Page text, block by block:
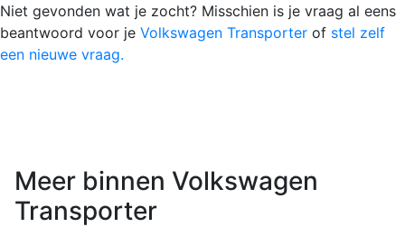
Niet gevonden wat je zocht? Misschien is je vraag al eens
beantwoord voor je Volkswagen Transporter of stel zelf
een nieuwe vraag.
Meer binnen Volkswagen
Transporter